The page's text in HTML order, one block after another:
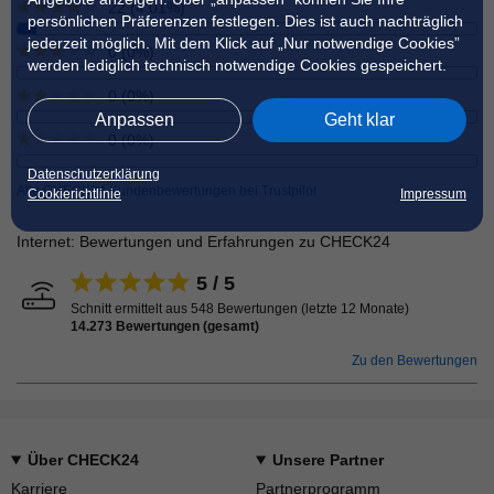
persönlichen Präferenzen festlegen. Dies ist auch nachträglich
jederzeit möglich. Mit dem Klick auf „Nur notwendige Cookies”
werden lediglich technisch notwendige Cookies gespeichert.
Anpassen Geht klar
Datenschutzerklärung
Cookierichtlinie
Impressum
22 (4.01%)
0 (0%)
0 (0%)
0 (0%)
Alle CHECK24 Kundenbewertungen bei Trustpilot
Internet: Bewertungen und Erfahrungen zu CHECK24
5 / 5
Schnitt ermittelt aus 548 Bewertungen (letzte 12 Monate)
14.273 Bewertungen (gesamt)
Zu den Bewertungen
Über CHECK24
Karriere
Unsere Partner
Partnerprogramm